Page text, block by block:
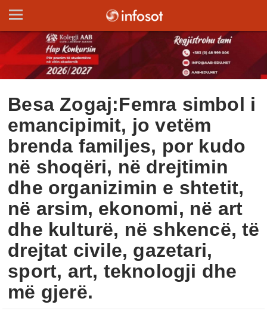
Besa Zogaj:Femra simbol i
emancipimit, jo vetëm
brenda familjes, por kudo
në shoqëri, në drejtimin
dhe organizimin e shtetit,
në arsim, ekonomi, në art
dhe kulturë, në shkencë, të
drejtat civile, gazetari,
sport, art, teknologji dhe
më gjerë.